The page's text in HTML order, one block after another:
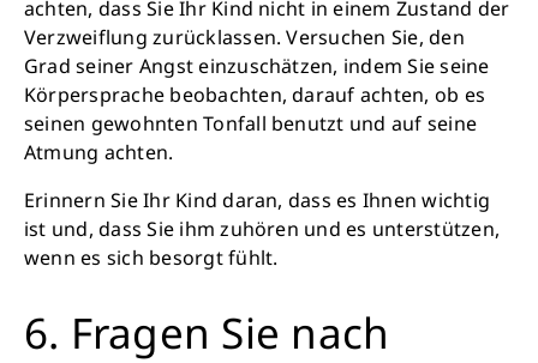
achten, dass Sie Ihr Kind nicht in einem Zustand der
Verzweiflung zurücklassen. Versuchen Sie, den
Grad seiner Angst einzuschätzen, indem Sie seine
Körpersprache beobachten, darauf achten, ob es
seinen gewohnten Tonfall benutzt und auf seine
Atmung achten.
Erinnern Sie Ihr Kind daran, dass es Ihnen wichtig
ist und, dass Sie ihm zuhören und es unterstützen,
wenn es sich besorgt fühlt.
6. Fragen Sie nach